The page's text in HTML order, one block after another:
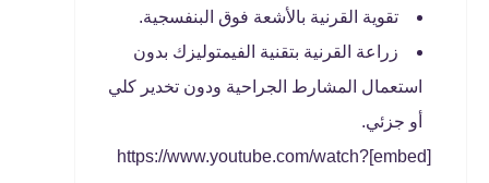
تقوية القرنية بالأشعة فوق البنفسجية.
زراعة القرنية بتقنية الفيمتوليزك بدون
استعمال المشارط الجراحية ودون تخدير كلي
أو جزئي.
[embed]https://www.youtube.com/watch?